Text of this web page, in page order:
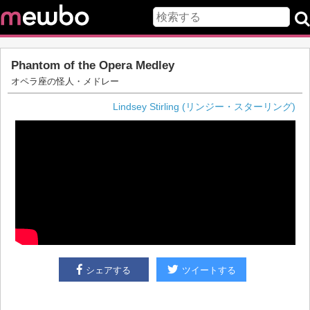
Phantom of the Opera Medley
オペラ座の怪人・メドレー
Lindsey Stirling (リンジー・スターリング)
シェアする ツイートする